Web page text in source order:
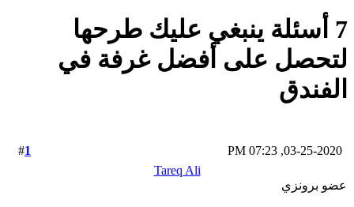
7 أسئلة ينبغي عليك طرحها
لتحصل على أفضل غرفة في
الفندق
1
03-25-2020, 07:23 PM
Tareq Ali
عضو برونزي